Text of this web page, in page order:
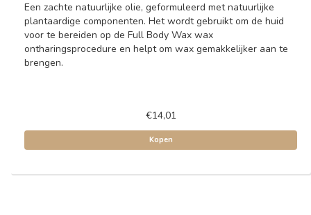
Een zachte natuurlijke olie, geformuleerd met natuurlijke
plantaardige componenten. Het wordt gebruikt om de huid
voor te bereiden op de Full Body Wax wax
ontharingsprocedure en helpt om wax gemakkelijker aan te
brengen.
€14,01
Kopen